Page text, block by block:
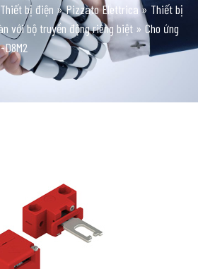
Thiết bị điện »Pizzato Elettrica» Thiết bị
với bộ truyền động riêng biệt » Cho ứng
D8M2